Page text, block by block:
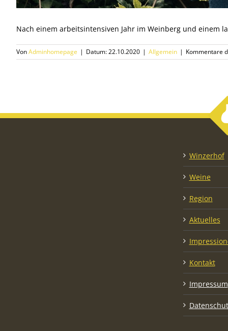
Nach einem arbeitsintensiven Jahr im Weinberg und einem
VonAdminhomepage | Datum: 22.10.2020 | Allgemein | Kommentare
Winzerhof
Weine
Region
Aktuelles
Kontakt
Impressum